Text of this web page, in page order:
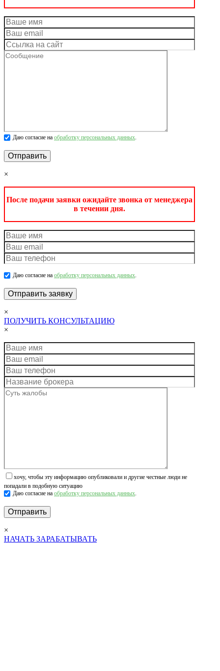
Даю согласие на обработку персональных данных.
×
После подачи заявки ожидайте звонка от менеджера
в течении дня.
Даю согласие на обработку персональных данных.
×
ПОЛУЧИТЬ КОНСУЛЬТАЦИЮ
×
хочу, чтобы эту информацию опубликовали и другие честные люди не
попадали в подобную ситуацию
Даю согласие на обработку персональных данных.
×
НАЧАТЬ ЗАРАБАТЫВАТЬ